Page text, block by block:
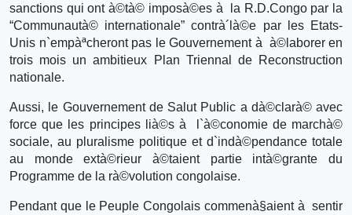
sanctions qui ont à©tà© imposà©es à la R.D.Congo par la
“Communautà© internationale” contrà´là©e par les Etats-
Unis n`empàªcheront pas le Gouvernement à à©laborer en
trois mois un ambitieux Plan Triennal de Reconstruction
nationale.
Aussi, le Gouvernement de Salut Public a dà©clarà© avec
force que les principes lià©s à l`à©conomie de marchà©
sociale, au pluralisme politique et d`indà©pendance totale
au monde extà©rieur à©taient partie intà©grante du
Programme de la rà©volution congolaise.
Pendant que le Peuple Congolais commenà§aient à sentir